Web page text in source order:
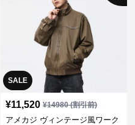
SALE
¥11,520 ¥14980(割引前)
アメカジ ヴィンテージ風ワーク